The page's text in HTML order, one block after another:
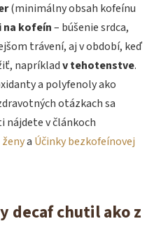
(minimálny obsah kofeínu
kofeín– búšenie srdca,
trávení, aj v období, keď
napríkladv tehotenstve.
a polyfenoly ako
otázkach sa
nájdete v článkoch
a Účinky bezkofeínovej
decaf chutil ako z